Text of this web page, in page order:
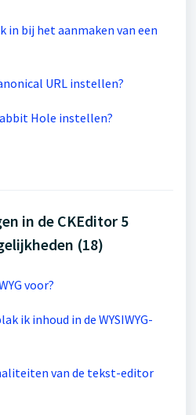
in bij het aanmaken van een
URL instellen?
Hole instellen?
in de CKEditor 5
(18)
voor?
ik inhoud in de WYSIWYG-
van de tekst-editor